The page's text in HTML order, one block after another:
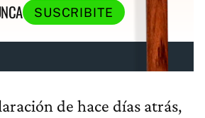
SUSCRIBITE
de hace días atrás,